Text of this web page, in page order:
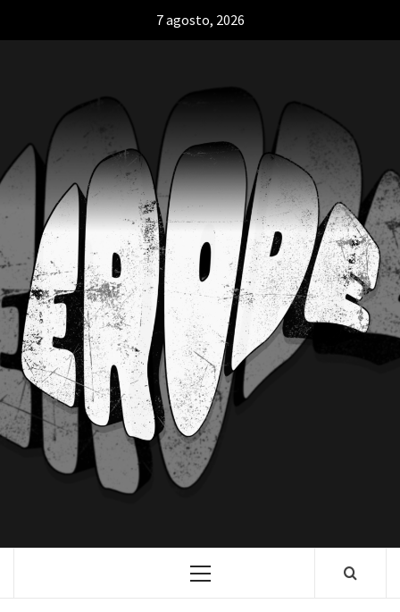
7 agosto, 2026